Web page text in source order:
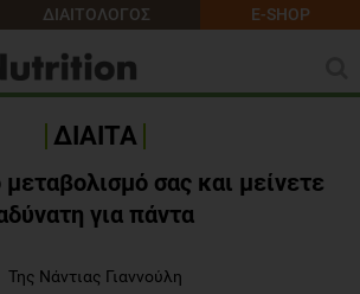
ΔΙΑΙΤΟΛΟΓΟΣ E-SHOP
ΔΙΑΙΤΑ
σας και μείνετε
για πάντα
Της Νάντιας Γιαννούλη